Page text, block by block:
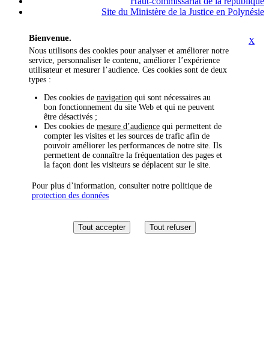
Site du Ministère de la Justice en Polynésie
X
Bienvenue.
Nous utilisons des cookies pour analyser et améliorer notre
service, personnaliser le contenu, améliorer l’expérience
utilisateur et mesurer l’audience. Ces cookies sont de deux
types :
Des cookies de navigation qui sont nécessaires au
bon fonctionnement du site Web et qui ne peuvent
être désactivés ;
Des cookies de mesure d’audience qui permettent de
compter les visites et les sources de trafic afin de
pouvoir améliorer les performances de notre site. Ils
permettent de connaître la fréquentation des pages et
la façon dont les visiteurs se déplacent sur le site.
Pour plus d’information, consulter notre politique de
protection des données
Tout accepter Tout refuser